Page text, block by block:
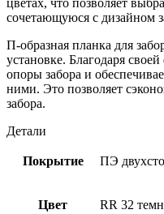
сочетающуюся с дизайном
П-образная планка для
установке. Благодаря
опоры забора и
ними. Это позволяет
забора.
Детали
Покрытие ПЭ
Цвет RR 32